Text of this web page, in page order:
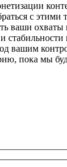
с
пока мы